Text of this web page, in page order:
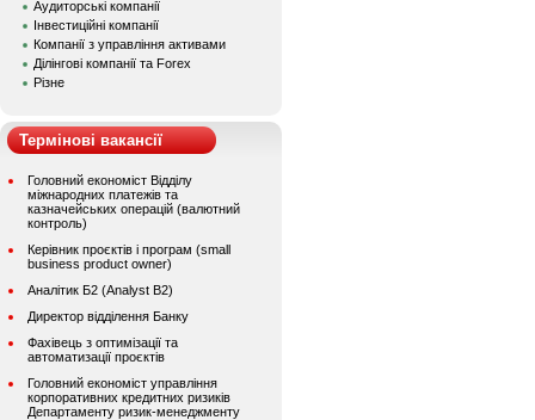
Аудиторські компанії
Інвестиційні компанії
Компанії з управління активами
Ділінгові компанії та Forex
Різне
Термінові вакансії
Головний економіст Відділу
міжнародних платежів та
казначейських операцій (валютний
контроль)
Керівник проєктів і програм (small
business product owner)
Аналітик Б2 (Analyst B2)
Директор відділення Банку
Фахівець з оптимізації та
автоматизації проєктів
Головний економіст управління
корпоративних кредитних ризиків
Департаменту ризик-менеджменту